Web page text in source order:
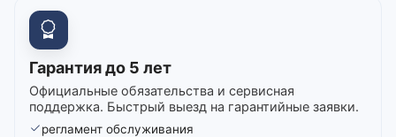
Гарантия до 5 лет
Официальные обязательства и сервисная
поддержка. Быстрый выезд на гарантийные заявки.
регламент обслуживания